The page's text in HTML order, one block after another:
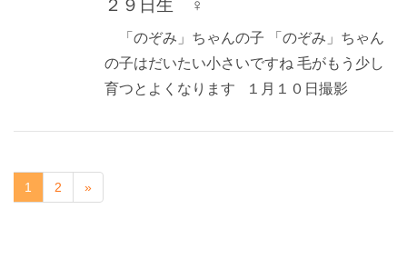
２９日生 ♀
「のぞみ」ちゃんの子 「のぞみ」ちゃん
の子はだいたい小さいですね 毛がもう少し
育つとよくなります １月１０日撮影
1 2 »